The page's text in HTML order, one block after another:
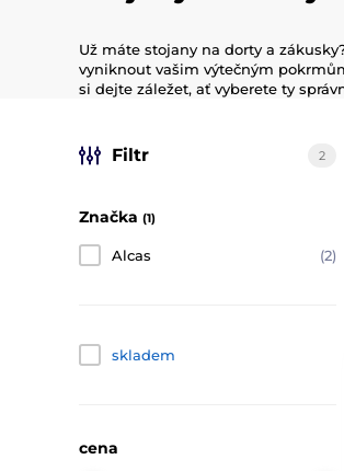
Už máte stojany na dorty a
vyniknout vašim výtečným
si dejte záležet, ať vyberete ty
Filtr 2
Značka (1)
Alcas (2)
skladem
cena